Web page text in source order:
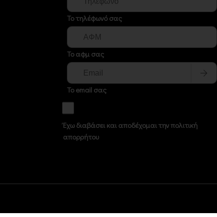
Το τηλέφωνό σας
Το αφμ σας
Το email σας
Έχω διαβάσει και αποδέχομαι την πολιτική
απορρήτου